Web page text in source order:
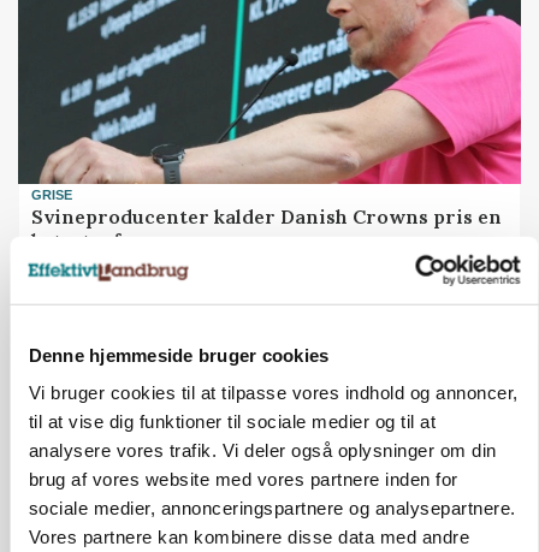
Denne hjemmeside bruger cookies
Vi bruger cookies til at tilpasse vores indhold og annoncer,
til at vise dig funktioner til sociale medier og til at
analysere vores trafik. Vi deler også oplysninger om din
brug af vores website med vores partnere inden for
sociale medier, annonceringspartnere og analysepartnere.
Vores partnere kan kombinere disse data med andre
GRISE
Svineproducenter kalder Danish Crowns pris en
katastrofe